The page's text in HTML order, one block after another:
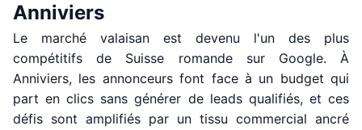
Anniviers
Le marché valaisan est devenu l'un des plus
compétitifs de Suisse romande sur Google. À
Anniviers, les annonceurs font face à un budget qui
part en clics sans générer de leads qualifiés, et ces
défis sont amplifiés par un tissu commercial ancré